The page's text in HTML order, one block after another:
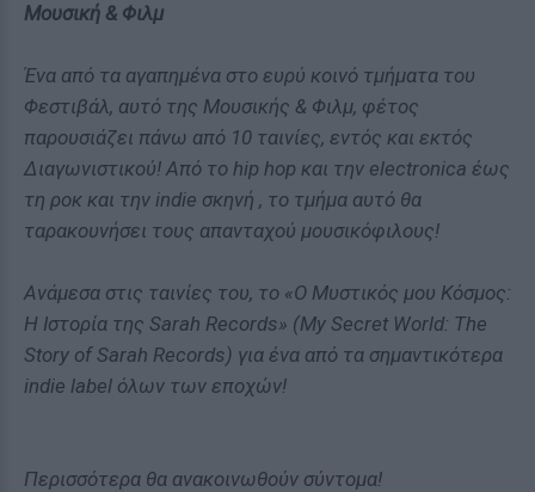
Μουσική & Φιλμ
Ένα από τα αγαπημένα στο ευρύ κοινό τμήματα του
Φεστιβάλ, αυτό της Μουσικής & Φιλμ, φέτος
παρουσιάζει πάνω από 10 ταινίες, εντός και εκτός
Διαγωνιστικού! Από το hip hop και την electronica έως
τη ροκ και την indie σκηνή , το τμήμα αυτό θα
ταρακουνήσει τους απανταχού μουσικόφιλους!
Ανάμεσα στις ταινίες του, το «Ο Μυστικός μου Κόσμος:
Η Ιστορία της Sarah Records» (My Secret World: The
Story of Sarah Records) για ένα από τα σημαντικότερα
indie label όλων των εποχών!
Περισσότερα θα ανακοινωθούν σύντομα!